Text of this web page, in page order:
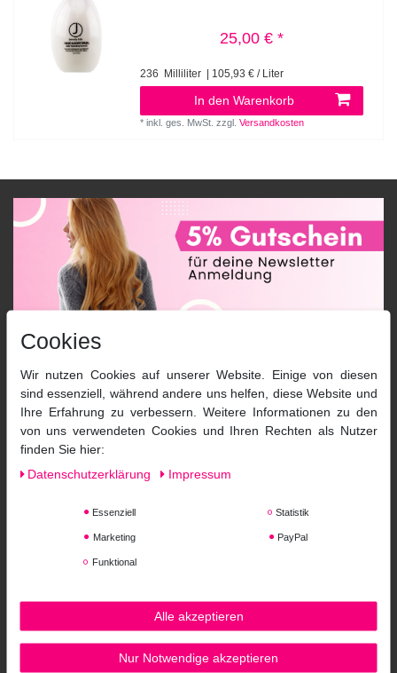
25,00 € *
236 Milliliter | 105,93 € / Liter
In den Warenkorb
*inkl. ges. MwSt. zzgl.Versandkosten
Aigner Fössinger OG
Kontakt
Newsletter
AGB
Widerrufsformular
Zahlungsarten
Beratung
Cookies
Wir nutzen Cookies auf unserer Website. Einige von diesen
sind essenziell, während andere uns helfen, diese Website und
Ihre Erfahrung zu verbessern. Weitere Informationen zu den
von uns verwendeten Cookies und Ihren Rechten als Nutzer
finden Sie hier:
Daten­schutz­erklärung
Impressum
Essenziell Statistik
Marketing PayPal
Funktional
Alle akzeptieren
Nur Notwendige akzeptieren